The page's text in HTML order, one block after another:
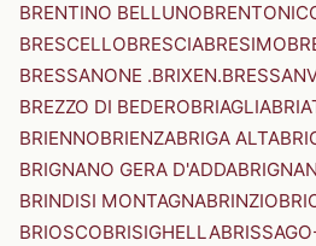
BRENTINO BELLUNO
BRESCELLOBRESCIABRESIMO
BRESSANONE .BRIXEN.
BREZZO DI BEDEROBRIAGLIA
BRIENNOBRIENZABRIGA ALTA
BRIGNANO GERA D'ADDA
BRINDISI MONTAGNABRINZIO
BRIOSCOBRISIGHELLA